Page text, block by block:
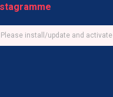
Please install/update and